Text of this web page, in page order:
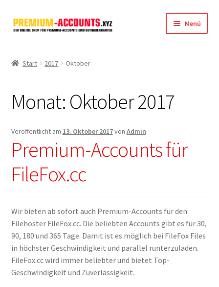
Zur
Navigation
Zum
Inhalt
Menü
FileJoker
Depositfiles
TakeFile
FileFox.cc
Filesmonster
HotLink
Start 2017 Oktober
Monat: Oktober 2017
Veröffentlicht am 13. Oktober 2017von Admin
Premium-Accounts für
FileFox.cc
Wir bieten ab sofort auch Premium-Accounts für den
Filehoster FileFox.cc. Die beliebten Accounts gibt es für 30,
90, 180 und 365 Tage. Damit ist es möglich bei FileFox Files
in höchster Geschwindigkeit und parallel runterzuladen.
FileFox.cc wird immer beliebter und bietet Top-
Geschwindigkeit und Zuverlässigkeit.